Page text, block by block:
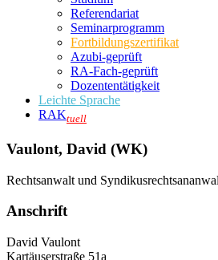
Referendariat
Seminarprogramm
Fortbildungszertifikat
Azubi-geprüft
RA-Fach-geprüft
Dozententätigkeit
Leichte Sprache
RAKtuell
Vaulont, David (WK)
Rechtsanwalt und
Anschrift
David Vaulont
Kartäuserstraße 51a